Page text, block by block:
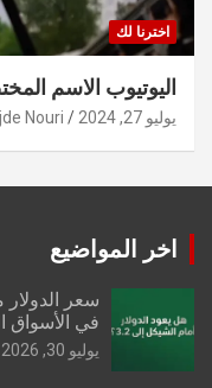
اخترنا لك
اليوتيوب الاسم
يوليو 27, 2024 Nouri
اخر المواضيع
سعر الدولار
في الأسواق
يوليو 30, 2026